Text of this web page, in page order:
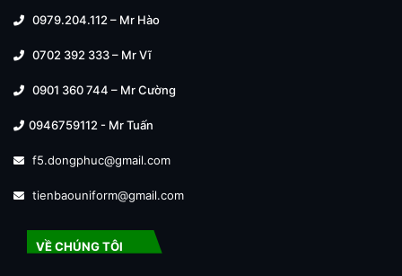
0979.204.112 – Mr Hào
0702 392 333 – Mr Vĩ
0901 360 744 – Mr Cường
0946759112 - Mr Tuấn
f5.dongphuc@gmail.com
tienbaouniform@gmail.com
VỀ CHÚNG TÔI